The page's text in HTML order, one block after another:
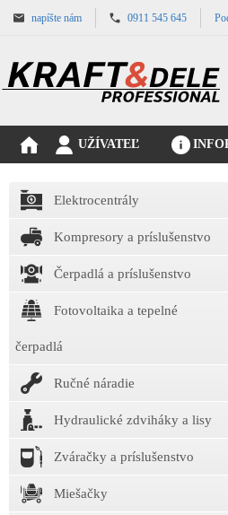
napíšte nám 0911 545 645
UŽÍVATEĽ
Elektrocentrály
Kompresory a príslušenstvo
Čerpadlá a príslušenstvo
Fotovoltaika a tepelné
čerpadlá
Ručné náradie
Hydraulické zdviháky a lisy
Zváračky a príslušenstvo
Miešačky